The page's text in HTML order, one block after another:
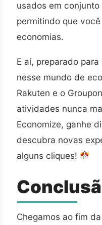
usados em
permitindo que
economias.
E aí, preparado
nesse mundo de
Rakuten e o
atividades nunca
Economize, ganhe
descubra novas
alguns cliques!
Chegamos ao fim